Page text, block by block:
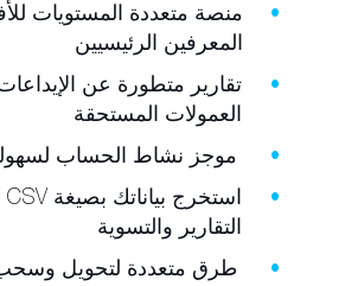
منصة متعددة المستويات
المعرفين الرئيسيين
تقارير متطورة عن
العمولات المستحقة
موجز نشاط الحساب لسهولة
التقارير والتسوية
طرق متعددة لتحويل وسحب